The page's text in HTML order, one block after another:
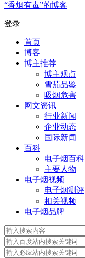
“香烟有毒”的博客
登录
首页
博客
博主推荐
博主观点
雪茄品鉴
吸烟危害
网文资讯
行业新闻
企业动态
国际新闻
百科
电子烟百科
主要人物
电子烟视频
电子烟测评
相关视频
电子烟品牌